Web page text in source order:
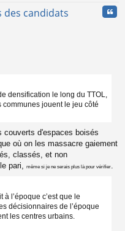
des candidats
densification le long du TTOL,
jouent le jeu côté
couverts d'espaces boisés
où on les massacre gaiement
classés, et non
pari, même si je ne serais plus là pour vérifier.
l’époque c’est que le
décisionnaires de l’époque
les centres urbains.